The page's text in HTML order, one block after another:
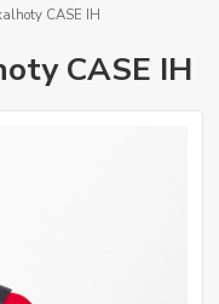
CASE IH
CASE IH